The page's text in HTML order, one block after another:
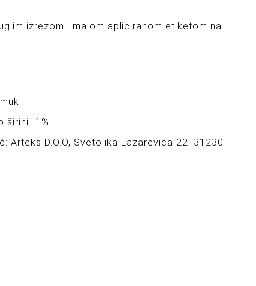
izrezom i malom apliciranom etiketom na
širini -1%
Arteks D.O.O, Svetolika Lazarevića 22. 31230